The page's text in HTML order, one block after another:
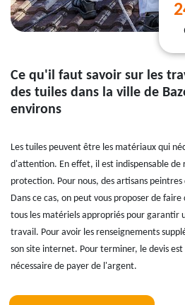
Ce qu'il faut savoir sur les
des tuiles dans la ville de
environs
Les tuiles peuvent être les matériaux qui
d'attention. En effet, il est indispensable de
protection. Pour nous, des artisans
Dans ce cas, on peut vous proposer de
tous les matériels appropriés pour garantir
travail. Pour avoir les renseignements
son site internet. Pour terminer, le devis est
nécessaire de payer de l'argent.